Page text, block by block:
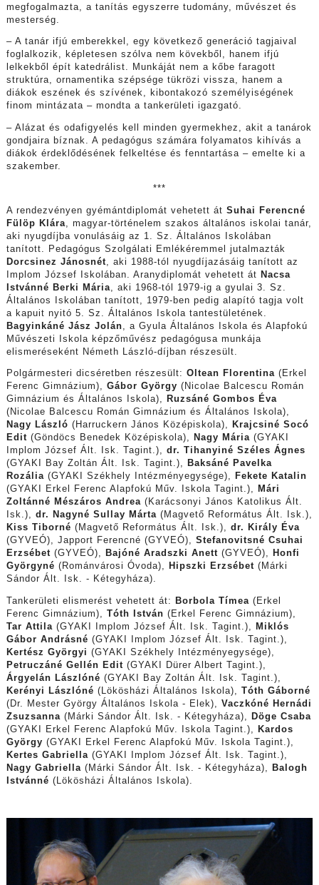
megfogalmazta, a tanítás egyszerre tudomány, művészet és
mesterség.
– A tanár ifjú emberekkel, egy következő generáció tagjaival
foglalkozik, képletesen szólva nem kövekből, hanem ifjú
lelkekből épít katedrálist. Munkáját nem a kőbe faragott
struktúra, ornamentika szépsége tükrözi vissza, hanem a
diákok eszének és szívének, kibontakozó személyiségének
finom mintázata – mondta a tankerületi igazgató.
– Alázat és odafigyelés kell minden gyermekhez, akit a tanárok
gondjaira bíznak. A pedagógus számára folyamatos kihívás a
diákok érdeklődésének felkeltése és fenntartása – emelte ki a
szakember.
***
A rendezvényen gyémántdiplomát vehetett át Suhai Ferencné
Fülöp Klára , magyar-történelem szakos általános iskolai tanár,
aki nyugdíjba vonulásáig az 1. Sz. Általános Iskolában
tanított. Pedagógus Szolgálati Emlékéremmel jutalmazták
Dorcsinez Jánosnét , aki 1988-tól nyugdíjazásáig tanított az
Implom József Iskolában. Aranydiplomát vehetett át Nacsa
Istvánné Berki Mária , aki 1968-tól 1979-ig a gyulai 3. Sz.
Általános Iskolában tanított, 1979-ben pedig alapító tagja volt
a kapuit nyitó 5. Sz. Általános Iskola tantestületének.
Bagyinkáné Jász Jolán , a Gyula Általános Iskola és Alapfokú
Művészeti Iskola képzőművész pedagógusa munkája
elismeréseként Németh László-díjban részesült.
Polgármesteri dicséretben részesült: Oltean Florentina(Erkel
Ferenc Gimnázium), Gábor György (Nicolae Balcescu Román
Gimnázium és Általános Iskola),
Ruzsáné Gombos Éva
(Nicolae Balcescu Román Gimnázium és Általános Iskola),
Nagy László (Harruckern János Középiskola),
Krajcsiné Socó
Edit(Göndöcs Benedek Középiskola), Nagy Mária(GYAKI
Implom József Ált. Isk. Tagint.), dr. Tihanyiné Széles Ágnes
(GYAKI Bay Zoltán Ált. Isk. Tagint.),
Baksáné Pavelka
Rozália(GYAKI Székhely Intézményegysége),
Fekete Katalin
(GYAKI Erkel Ferenc Alapfokú Műv. Iskola Tagint.),
Mári
Zoltánné Mészáros Andrea(Karácsonyi János Katolikus Ált.
Isk.), dr. Nagyné Sullay Márta(Magvető Református Ált. Isk.),
Kiss Tiborné (Magvető Református Ált. Isk.), dr. Király Éva
(GYVEÓ), Japport Ferencné (GYVEÓ), Stefanovitsné Csuhai
Erzsébet(GYVEÓ), Bajóné Aradszki Anett(GYVEÓ),
Honfi
Györgyné (Románvárosi Óvoda), Hipszki Erzsébet(Márki
Sándor Ált. Isk. - Kétegyháza).
Tankerületi elismerést vehetett át: Borbola Tímea(Erkel
Ferenc Gimnázium), Tóth István (Erkel Ferenc Gimnázium),
Tar Attila(GYAKI Implom József Ált. Isk. Tagint.),
Miklós
Gábor Andrásné (GYAKI Implom József Ált. Isk. Tagint.),
Kertész Györgyi (GYAKI Székhely Intézményegysége),
Petruczáné Gellén Edit(GYAKI Dürer Albert Tagint.),
Árgyelán Lászlóné (GYAKI Bay Zoltán Ált. Isk. Tagint.),
Kerényi Lászlóné (Lökösházi Általános Iskola), Tóth Gáborné
(Dr. Mester György Általános Iskola - Elek), Vaczkóné Hernádi
Zsuzsanna(Márki Sándor Ált. Isk. - Kétegyháza),
Döge Csaba
(GYAKI Erkel Ferenc Alapfokú Műv. Iskola Tagint.),
Kardos
György (GYAKI Erkel Ferenc Alapfokú Műv. Iskola Tagint.),
Kertes Gabriella(GYAKI Implom József Ált. Isk. Tagint.),
Nagy Gabriella(Márki Sándor Ált. Isk. - Kétegyháza),
Balogh
Istvánné (Lökösházi Általános Iskola).